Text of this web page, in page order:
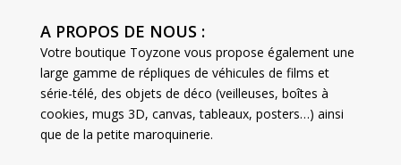
A PROPOS DE NOUS :
Votre boutique Toyzone vous propose également une
large gamme de répliques de véhicules de films et
série-télé, des objets de déco (veilleuses, boîtes à
cookies, mugs 3D, canvas, tableaux, posters…) ainsi
que de la petite maroquinerie.